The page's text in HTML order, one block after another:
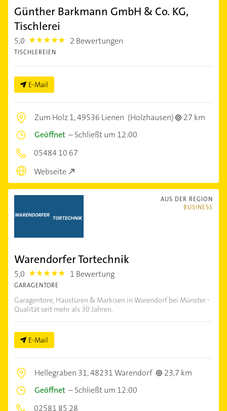
Günther Barkmann GmbH & Co. KG,
Tischlerei
5,0 5.0 2 Bewertungen
TISCHLEREIEN
E-Mail
Zum Holz 1,49536 Lienen (Holzhausen)
27 km
Geöffnet –Schließt um 12:00
05484 10 67
Webseite
AUS DER REGION
BUSINESS
Warendorfer Tortechnik
5,0 5.0 1 Bewertung
GARAGENTORE
Garagentore, Haustüren & Markisen in Warendorf bei Münster -
Qualität seit mehr als 30 Jahren.
E-Mail
Hellegraben 31,48231 Warendorf
23,7 km
Geöffnet –Schließt um 12:00
02581 85 28